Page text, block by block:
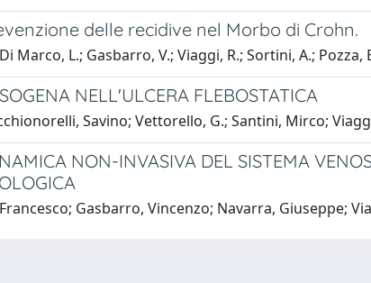
delle recidive nel Morbo di Crohn.
Marco, L.; Gasbarro, V.; Viaggi, R.; Sortini, A.; Pozza,
NELL'ULCERA FLEBOSTATICA
Savino; Vettorello, G.; Santini, Mirco;
NON-INVASIVA DEL SISTEMA
Gasbarro, Vincenzo; Navarra, Giuseppe;